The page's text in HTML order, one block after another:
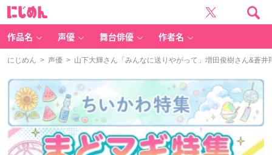
作品名 声優 舞台俳優 作者名
にじめん > 声優 > 山下大輝さん「みんなに送りやがって」増田俊樹さん&蒼